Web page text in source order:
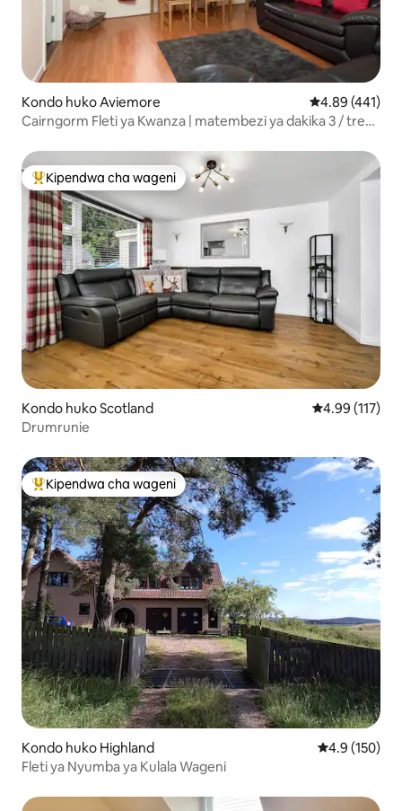
Kondo huko Aviemore Ukadiriaji wa
4.89 (441)
Cairngorm Fleti ya Kwanza | matembezi ya dakika 3 / treni
Kipendwa maarufu cha wageni
Kipendwa cha wageni
Kondo huko Scotland Ukadiriaji wa
4.99 (117)
Drumrunie
Kipendwa maarufu cha wageni
Kipendwa cha wageni
Kondo huko Highland Ukadiriaji wa
4.9 (150)
Fleti ya Nyumba ya Kulala Wageni